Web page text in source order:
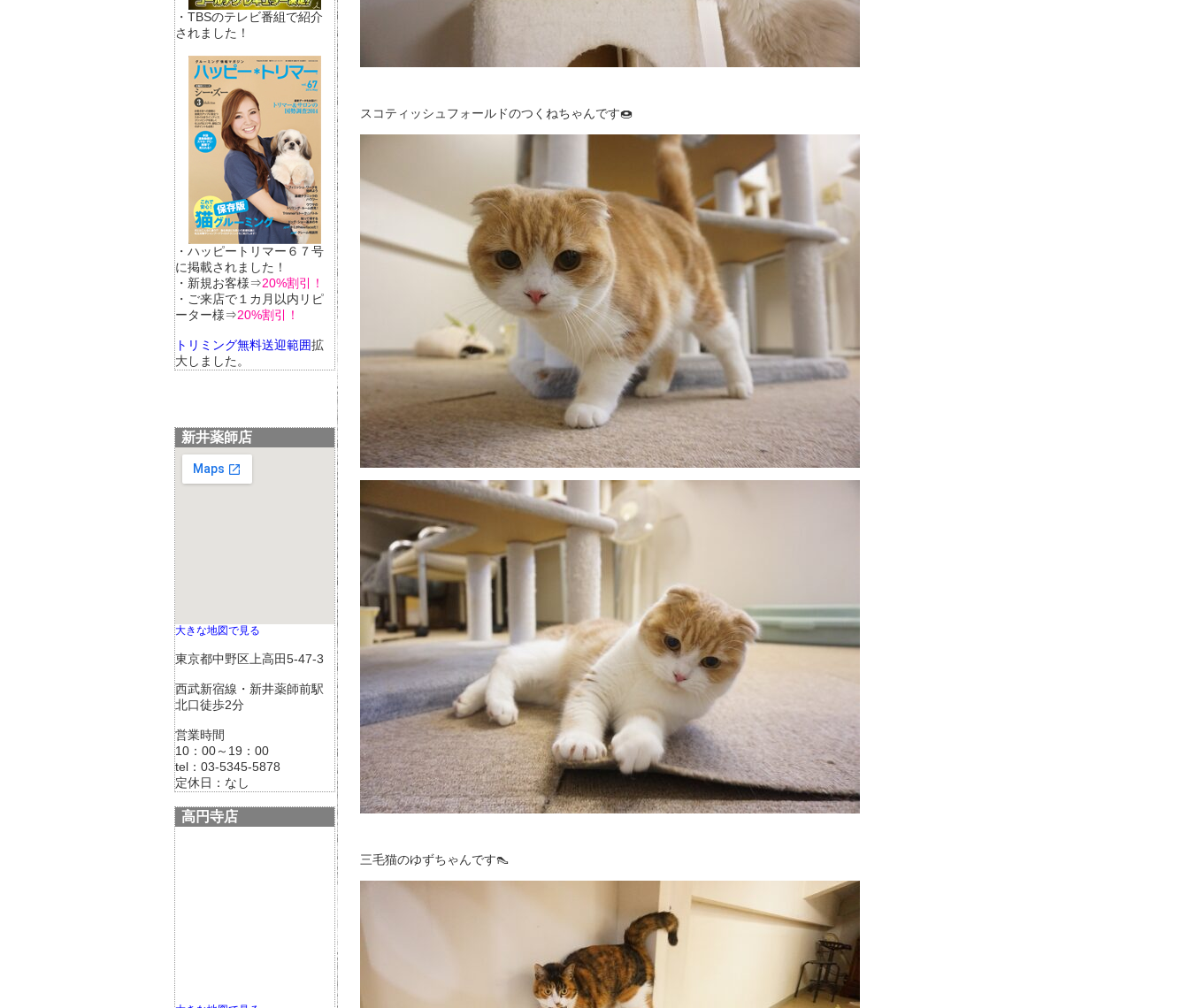
・TBSのテレビ番組で紹介
されました！
・ハッピートリマー６７号
に掲載されました！
・新規お客様⇒20%割引！
・ご来店で１カ月以内リピ
ーター様⇒20%割引！
トリミング無料送迎範囲拡
大しました。
新井薬師店
大きな地図で見る
東京都中野区上高田5-47-3
西武新宿線・新井薬師前駅
北口徒歩2分
営業時間
10：00～19：00
tel：03-5345-5878
定休日：なし
高円寺店
スコティッシュフォールドのつくねちゃんです🍩
三毛猫のゆずちゃんです👠